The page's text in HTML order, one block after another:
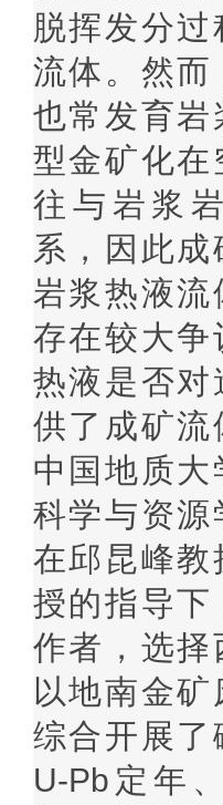
脱挥发分
流体。然而
也常发育岩
型金矿化在
往与岩浆
系，因此
岩浆热液流
存在较大争
热液是否对
供了成矿流
中国地质大
科学与资源
在邱昆峰教
授的指导下
作者， 选择
以地南金矿
综合开展了
U-Pb 定年